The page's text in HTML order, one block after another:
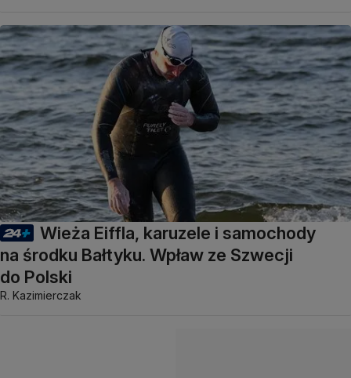
Wieża Eiffla, karuzele i samochody
na środku Bałtyku. Wpław ze Szwecji
do Polski
R. Kazimierczak